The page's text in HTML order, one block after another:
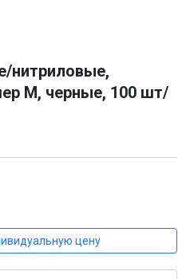
нитриловые,
M, черные, 100 шт/
цену